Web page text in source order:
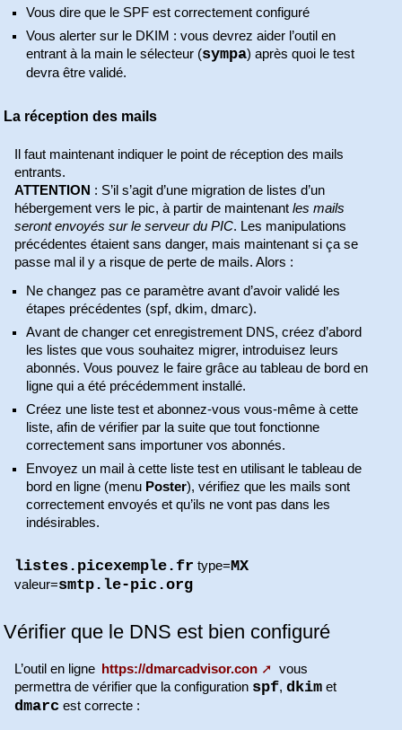
Vous dire que le SPF est correctement configuré
Vous alerter sur le DKIM : vous devrez aider l’outil en
entrant à la main le sélecteur (sympa) après quoi le test
devra être validé.
La réception des mails
Il faut maintenant indiquer le point de réception des mails
entrants.
ATTENTION : S’il s’agit d’une migration de listes d’un
hébergement vers le pic, à partir de maintenantles mails
seront envoyés sur le serveur du PIC. Les manipulations
précédentes étaient sans danger, mais maintenant si ça se
passe mal il y a risque de perte de mails. Alors :
Ne changez pas ce paramètre avant d’avoir validé les
étapes précédentes (spf, dkim, dmarc).
Avant de changer cet enregistrement DNS, créez d’abord
les listes que vous souhaitez migrer, introduisez leurs
abonnés. Vous pouvez le faire grâce au tableau de bord en
ligne qui a été précédemment installé.
Créez une liste test et abonnez-vous vous-même à cette
liste, afin de vérifier par la suite que tout fonctionne
correctement sans importuner vos abonnés.
Envoyez un mail à cette liste test en utilisant le tableau de
bord en ligne (menu Poster), vérifiez que les mails sont
correctement envoyés et qu’ils ne vont pas dans les
indésirables.
listes.picexemple.fr type=MX
valeur=smtp.le-pic.org
Vérifier que le DNS est bien configuré
L’outil en ligne https://dmarcadvisor.con
vous
permettra de vérifier que la configuration spf,dkim et
dmarc est correcte :